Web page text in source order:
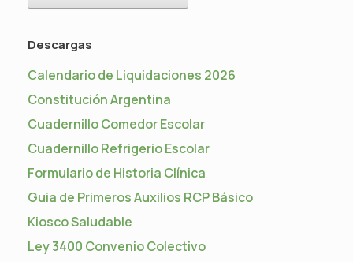
Descargas
Calendario de Liquidaciones 2026
Constitución Argentina
Cuadernillo Comedor Escolar
Cuadernillo Refrigerio Escolar
Formulario de Historia Clínica
Guia de Primeros Auxilios RCP Básico
Kiosco Saludable
Ley 3400 Convenio Colectivo